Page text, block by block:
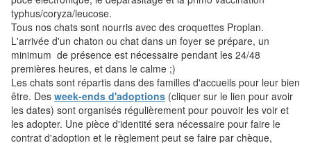
typhus/coryza/leucose.
Tous nos chats sont nourris avec des croquettes Proplan.
L'arrivée d'un chaton ou chat dans un foyer se prépare, un
minimum de présence est nécessaire pendant les 24/48
premières heures, et dans le calme ;)
Les chats sont répartis dans des familles d'accueils pour leur bien
être. Des week-ends d'adoptions (cliquer sur le lien pour avoir
les dates) sont organisés régulièrement pour pouvoir les voir et
les adopter. Une pièce d'identité sera nécessaire pour faire le
contrat d'adoption et le règlement peut se faire par chèque,